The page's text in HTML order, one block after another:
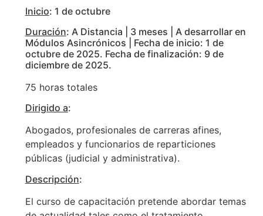
Inicio: 1 de octubre
Duración: A Distancia | 3 meses | A desarrollar en
Módulos Asincrónicos | Fecha de inicio: 1 de
octubre de 2025. Fecha de finalización: 9 de
diciembre de 2025.
75 horas totales
Dirigido a:
Abogados, profesionales de carreras afines,
empleados y funcionarios de reparticiones
públicas (judicial y administrativa).
Descripción:
El curso de capacitación pretende abordar temas